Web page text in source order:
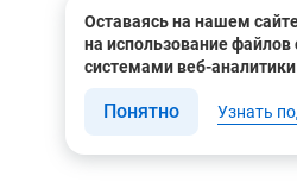
имеют компактные
уровнем
после кратковременного
Оставаясь на нашем
на использование
системами веб-аналитики
Понятно Узнать